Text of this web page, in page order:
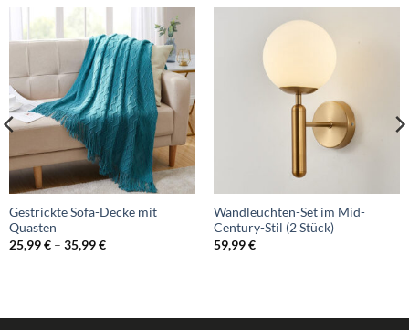
Gestrickte Sofa-Decke mit
Quasten
25,99€ – 35,99€Preisspanne:
Wandleuchten-Set im Mid-
Century-Stil (2 Stück)
59,99€